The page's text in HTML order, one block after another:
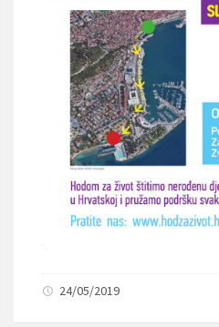
24/05/2019